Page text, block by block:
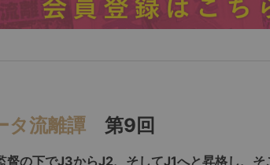
タ流離譚 第9回
督の下でJ3からJ2、そしてJ1へと昇格し、